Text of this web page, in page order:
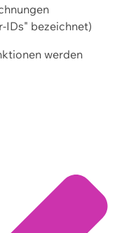
IDs" bezeichnet)
werden